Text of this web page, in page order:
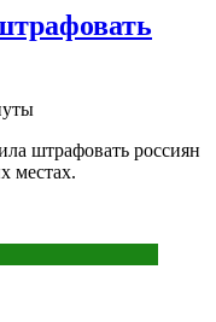
штрафовать россиян
местах.